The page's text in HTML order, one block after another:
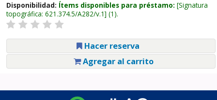
Disponibilidad: Ítems disponibles para préstamo: Signatura
topográfica: 621.374.5/A282/v.1 (1).
Hacer reserva
Agregar al carrito